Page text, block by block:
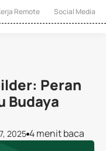
Remote Social Media
Peran
Budaya
2025 4 menit baca